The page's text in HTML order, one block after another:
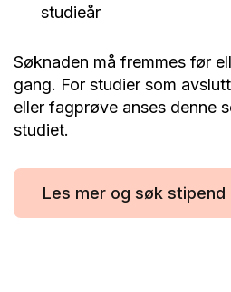
studieår
Søknaden må fremmes før
gang. For studier som
eller fagprøve anses denne
studiet.
Les mer og søk stipend